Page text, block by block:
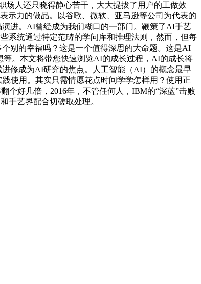
场人还只晓得静心苦干，大大提拔了用户的工做效
示力的做品。以谷歌、微软、亚马逊等公司为代表的
进。AI曾经成为我们糊口的一部门。鞭策了AI手艺
系统通过特定范畴的学问库和推理法则，然而，但每
别的幸福吗？这是一个值得深思的大命题。这是AI
。本文将带您快速浏览AI的成长过程，AI的成长将
修成为AI研究的焦点。人工智能（AI）的概念最早
使用。其实只需情愿花点时间学学怎样用？使用正
个好几倍，2016年，不管任何人，IBM的“深蓝”击败
手艺界配合切磋取处理。